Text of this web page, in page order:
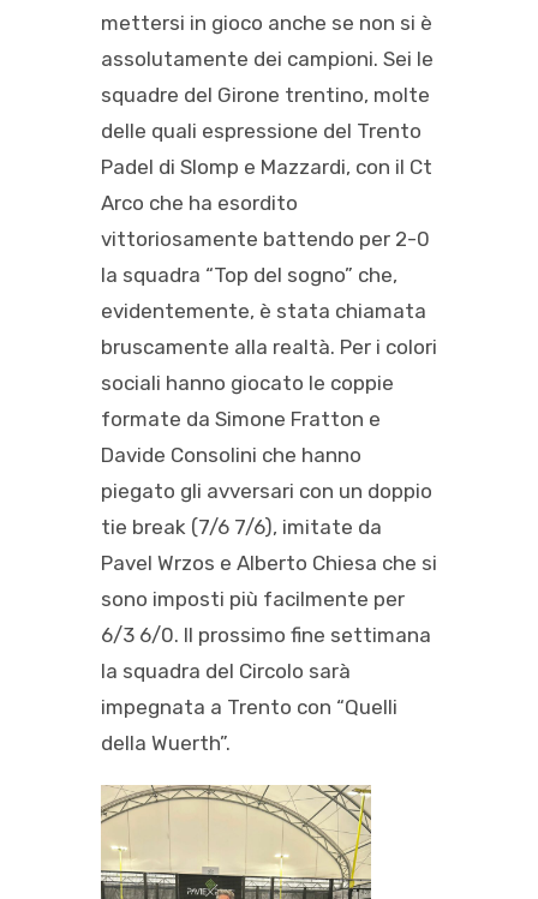
mettersi in gioco anche se non si è
assolutamente dei campioni. Sei le
squadre del Girone trentino, molte
delle quali espressione del Trento
Padel di Slomp e Mazzardi, con il Ct
Arco che ha esordito
vittoriosamente battendo per 2-0
la squadra “Top del sogno” che,
evidentemente, è stata chiamata
bruscamente alla realtà. Per i colori
sociali hanno giocato le coppie
formate da Simone Fratton e
Davide Consolini che hanno
piegato gli avversari con un doppio
tie break (7/6 7/6), imitate da
Pavel Wrzos e Alberto Chiesa che si
sono imposti più facilmente per
6/3 6/0. Il prossimo fine settimana
la squadra del Circolo sarà
impegnata a Trento con “Quelli
della Wuerth”.